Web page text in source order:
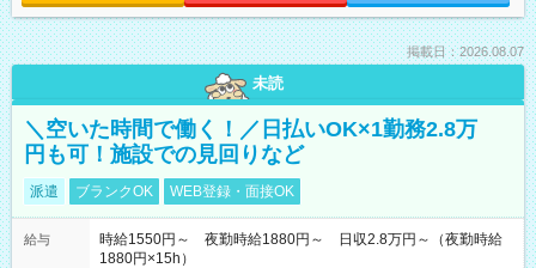
掲載日：2026.08.07
未読
＼空いた時間で働く！／日払いOK×1勤務2.8万
円も可！施設での見回りなど
派遣 ブランクOK WEB登録・面接OK
給与
時給1550円～ 夜勤時給1880円～ 日収2.8万円～（夜勤時給
1880円×15h）